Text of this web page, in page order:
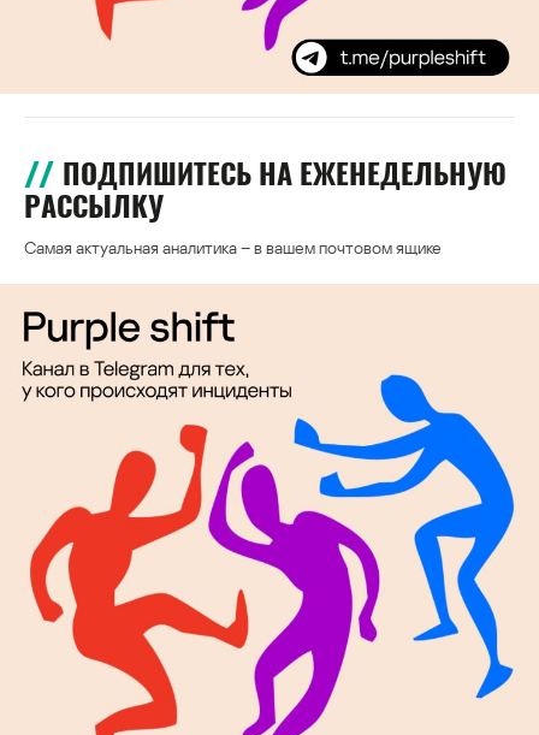
ПОДПИШИТЕСЬ НА ЕЖЕНЕДЕЛЬНУЮ
РАССЫЛКУ
Самая актуальная аналитика – в вашем почтовом ящике